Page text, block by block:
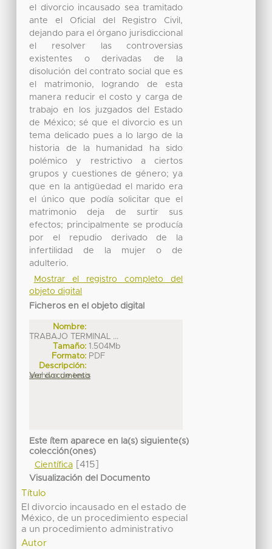
el divorcio incausado sea tramitado
ante el Oficial del Registro Civil,
dejando para el órgano jurisdiccional
el resolver las controversias
existentes o derivadas de la
disolución del contrato social que es
el matrimonio, logrando de esta
manera reducir el costo y carga de
trabajo en los juzgados del Estado
de México; sé que el divorcio es un
tema delicado pues a lo largo de la
historia de la humanidad ha sido
polémico y restrictivo a ciertos
grupos y cuestiones de género; ya
que en la antigüedad el marido era
el único que podía solicitar que el
matrimonio deja de surtir sus
efectos; principalmente se producía
por el repudio derivado de la
infertilidad de la mujer o de
adulterio.
Mostrar el registro completo del
objeto digital
Ficheros en el objeto digital
Nombre:
TRABAJO TERMINAL ...
Tamaño: 1.504Mb
Formato: PDF
Descripción:
archivo de tesis
Ver documento
Este ítem aparece en la(s) siguiente(s)
colección(ones)
Científica[415]
Visualización del Documento
Título
El divorcio incausado en el estado de
México, de un procedimiento especial
a un procedimiento administrativo
Autor